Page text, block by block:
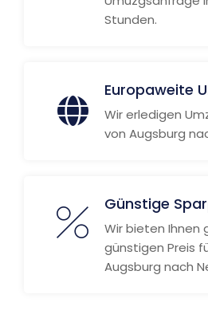
Stunden.
Europaweite
Wir erledigen
von Augsburg
Günstige
Wir bieten Ihnen
günstigen Preis
Augsburg nach